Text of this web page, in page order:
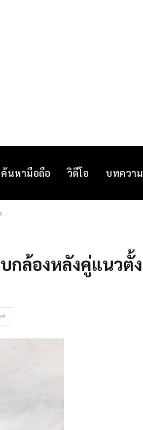
ค้นหามือถือ วิดีโอ บทความ
กล้องหลังคู่แนวตั้ง